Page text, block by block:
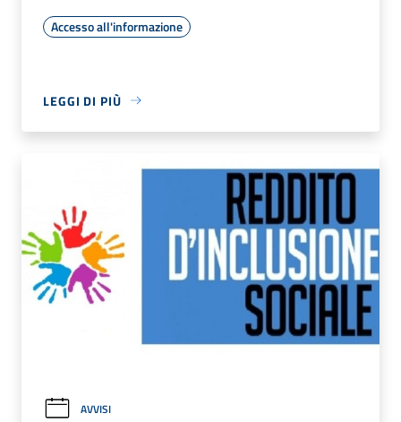
Accesso all'informazione
LEGGI DI PIÙ
AVVISI